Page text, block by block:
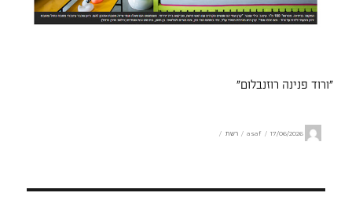
"ורוד פנינה רוזנבלום"
asafפורסם 17/06/2026 קטגוריות
רשת